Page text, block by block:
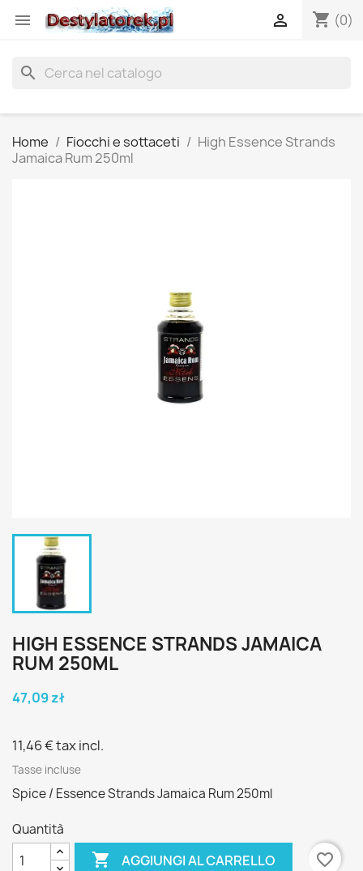
 shopping_cart (0)

search
Home Fiocchi e sottaceti
High Essence Strands
Jamaica Rum 250ml
HIGH ESSENCE STRANDS JAMAICA
RUM 250ML
47,09 zł
11,46 €tax incl.
Tasse incluse
Spice / Essence Strands Jamaica Rum 250ml
Quantità
 AGGIUNGI AL CARRELLO favorite_border